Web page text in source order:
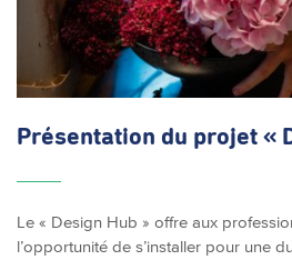
Présentation du projet «
Le « Design Hub » offre aux
l’opportunité de s’installer pour une